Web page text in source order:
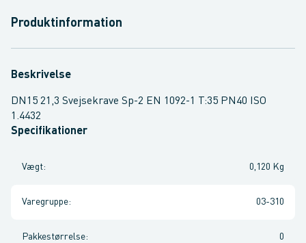
Produktinformation
Beskrivelse
DN15 21,3 Svejsekrave Sp-2 EN 1092-1 T:35 PN40 ISO
1.4432
Specifikationer
Vægt: 0,120 Kg
Varegruppe: 03-310
Pakkestørrelse: 0